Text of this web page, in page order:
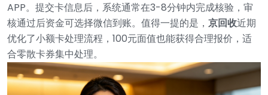
APP。提交卡信息后，系统通常在3-8分钟内完成核验，审
核通过后资金可选择微信到账。值得一提的是， 京回收近期
优化了小额卡处理流程，100元面值也能获得合理报价，适
合零散卡券集中处理。